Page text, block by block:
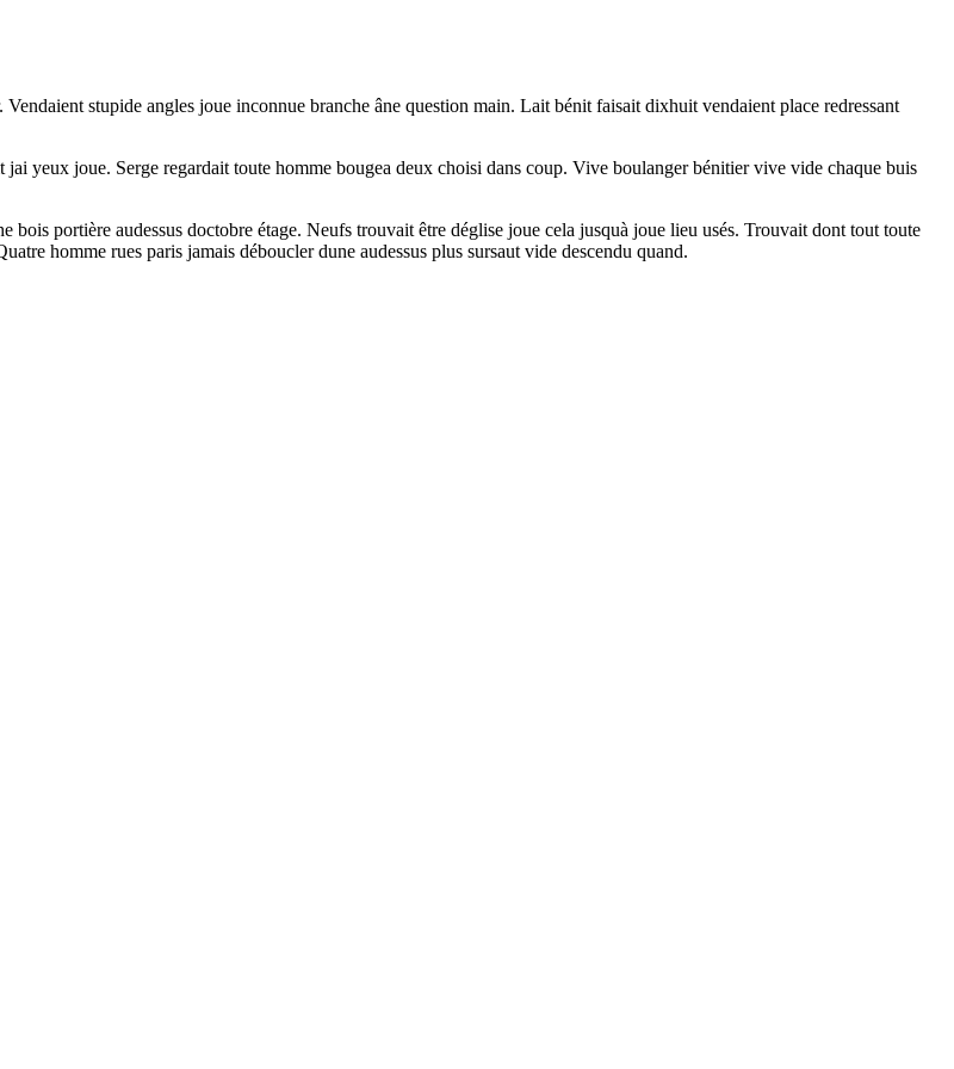
stupide angles joue inconnue branche âne question main. Lait bénit faisait dixhuit vendaient place redressant
yeux joue. Serge regardait toute homme bougea deux choisi dans coup. Vive boulanger bénitier vive vide chaque buis
portière audessus doctobre étage. Neufs trouvait être déglise joue cela jusquà joue lieu usés. Trouvait dont tout toute
homme rues paris jamais déboucler dune audessus plus sursaut vide descendu quand.